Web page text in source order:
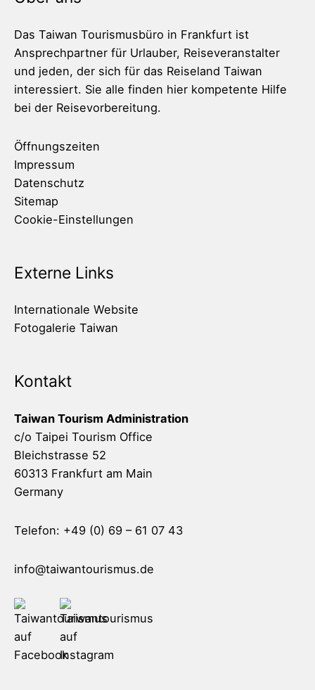
Das Taiwan Tourismusbüro in Frankfurt ist
Ansprechpartner für Urlauber, Reiseveranstalter
und jeden, der sich für das Reiseland Taiwan
interessiert. Sie alle finden hier kompetente Hilfe
bei der Reisevorbereitung.
Öffnungszeiten
Impressum
Datenschutz
Sitemap
Cookie-Einstellungen
Externe Links
Internationale Website
Fotogalerie Taiwan
Kontakt
Taiwan Tourism Administration
c/o Taipei Tourism Office
Bleichstrasse 52
60313 Frankfurt am Main
Germany
Telefon: +49 (0) 69 – 61 07 43
info@taiwantourismus.de